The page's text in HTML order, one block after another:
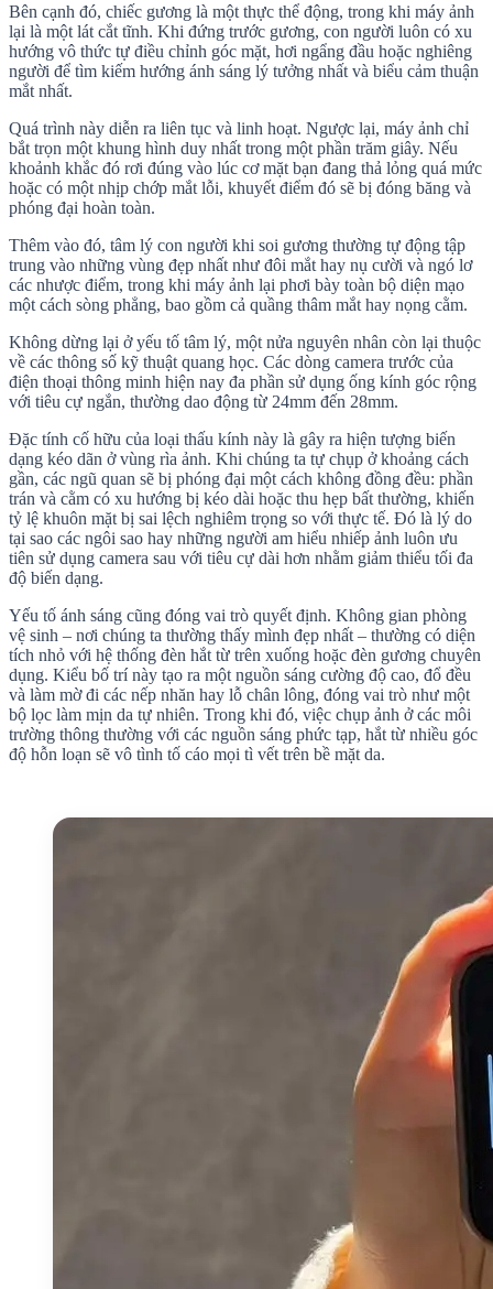
Bên cạnh đó, chiếc gương là một thực thể động, trong khi máy ảnh
lại là một lát cắt tĩnh. Khi đứng trước gương, con người luôn có xu
hướng vô thức tự điều chỉnh góc mặt, hơi ngẩng đầu hoặc nghiêng
người để tìm kiếm hướng ánh sáng lý tưởng nhất và biểu cảm thuận
mắt nhất.
Quá trình này diễn ra liên tục và linh hoạt. Ngược lại, máy ảnh chỉ
bắt trọn một khung hình duy nhất trong một phần trăm giây. Nếu
khoảnh khắc đó rơi đúng vào lúc cơ mặt bạn đang thả lỏng quá mức
hoặc có một nhịp chớp mắt lỗi, khuyết điểm đó sẽ bị đóng băng và
phóng đại hoàn toàn.
Thêm vào đó, tâm lý con người khi soi gương thường tự động tập
trung vào những vùng đẹp nhất như đôi mắt hay nụ cười và ngó lơ
các nhược điểm, trong khi máy ảnh lại phơi bày toàn bộ diện mạo
một cách sòng phẳng, bao gồm cả quầng thâm mắt hay nọng cằm.
Không dừng lại ở yếu tố tâm lý, một nửa nguyên nhân còn lại thuộc
về các thông số kỹ thuật quang học. Các dòng camera trước của
điện thoại thông minh hiện nay đa phần sử dụng ống kính góc rộng
với tiêu cự ngắn, thường dao động từ 24mm đến 28mm.
Đặc tính cố hữu của loại thấu kính này là gây ra hiện tượng biến
dạng kéo dãn ở vùng rìa ảnh. Khi chúng ta tự chụp ở khoảng cách
gần, các ngũ quan sẽ bị phóng đại một cách không đồng đều: phần
trán và cằm có xu hướng bị kéo dài hoặc thu hẹp bất thường, khiến
tỷ lệ khuôn mặt bị sai lệch nghiêm trọng so với thực tế. Đó là lý do
tại sao các ngôi sao hay những người am hiểu nhiếp ảnh luôn ưu
tiên sử dụng camera sau với tiêu cự dài hơn nhằm giảm thiểu tối đa
độ biến dạng.
Yếu tố ánh sáng cũng đóng vai trò quyết định. Không gian phòng
vệ sinh – nơi chúng ta thường thấy mình đẹp nhất – thường có diện
tích nhỏ với hệ thống đèn hắt từ trên xuống hoặc đèn gương chuyên
dụng. Kiểu bố trí này tạo ra một nguồn sáng cường độ cao, đổ đều
và làm mờ đi các nếp nhăn hay lỗ chân lông, đóng vai trò như một
bộ lọc làm mịn da tự nhiên. Trong khi đó, việc chụp ảnh ở các môi
trường thông thường với các nguồn sáng phức tạp, hắt từ nhiều góc
độ hỗn loạn sẽ vô tình tố cáo mọi tì vết trên bề mặt da.